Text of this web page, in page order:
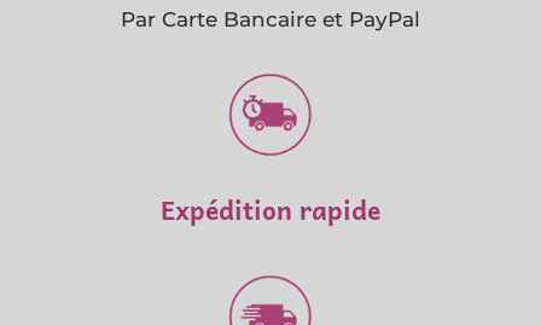
Par Carte Bancaire et PayPal
Expédition rapide